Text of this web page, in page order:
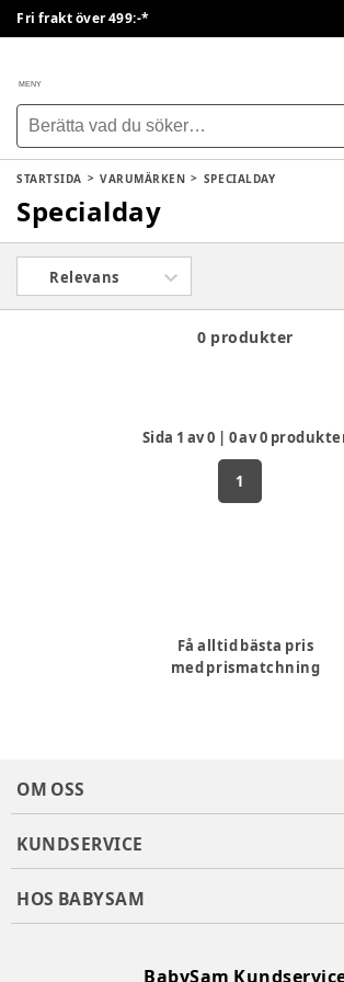
Fri frakt över 499:-*
MENY
STARTSIDA VARUMÄRKEN SPECIALDAY
Specialday
Relevans
0 produkter
Sida 1 av0 | 0av0
1
Få alltid bästa pris
med prismatchning
OM OSS
KUNDSERVICE
HOS BABYSAM
BabySam